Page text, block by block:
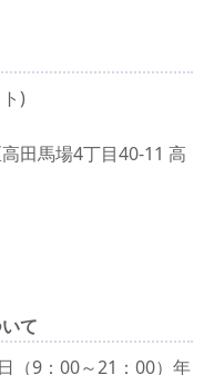
)
田馬場4丁目40-11 高
て
（9：00～21：00）年